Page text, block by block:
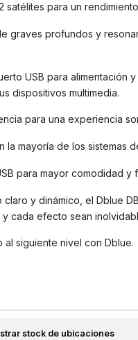
satélites para un
graves profundos y
USB para alimentación
dispositivos multimedia.
para una experiencia
la mayoría de los sistemas
para mayor comodidad y
y dinámico, el Dblue
cada efecto sean
siguiente nivel con Dblue.
stock de ubicaciones